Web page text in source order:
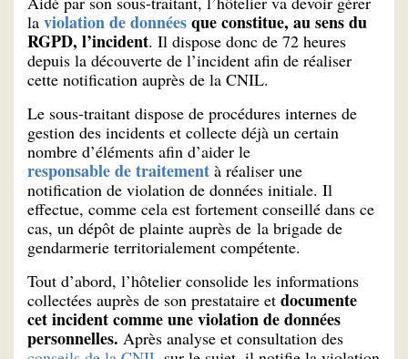
la violation de donnéesque constitue, au sens du
RGPD, l’incident. Il dispose donc de 72 heures
depuis la découverte de l’incident afin de réaliser
cette notification auprès de la CNIL.
Le sous-traitant dispose de procédures internes de
gestion des incidents et collecte déjà un certain
nombre d’éléments afin d’aider le
responsable de traitement à réaliser une
notification de violation de données initiale. Il
effectue, comme cela est fortement conseillé dans ce
cas, un dépôt de plainte auprès de la brigade de
gendarmerie territorialement compétente.
Tout d’abord, l’hôtelier consolide les informations
collectées auprès de son prestataire et documente
cet incident comme une violation de données
personnelles. Après analyse et consultation des